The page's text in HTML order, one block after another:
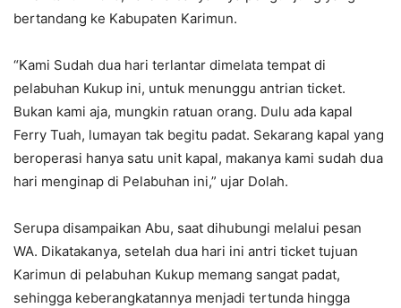
bertandang ke Kabupaten Karimun.
“Kami Sudah dua hari terlantar dimelata tempat di
pelabuhan Kukup ini, untuk menunggu antrian ticket.
Bukan kami aja, mungkin ratuan orang. Dulu ada kapal
Ferry Tuah, lumayan tak begitu padat. Sekarang kapal yang
beroperasi hanya satu unit kapal, makanya kami sudah dua
hari menginap di Pelabuhan ini,” ujar Dolah.
Serupa disampaikan Abu, saat dihubungi melalui pesan
WA. Dikatakanya, setelah dua hari ini antri ticket tujuan
Karimun di pelabuhan Kukup memang sangat padat,
sehingga keberangkatannya menjadi tertunda hingga